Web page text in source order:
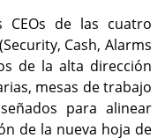
de las cuatro
Cash, Alarms
de la alta dirección
mesas de trabajo
para alinear
de la nueva hoja de